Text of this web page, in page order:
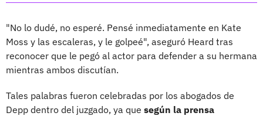
"No lo dudé, no esperé. Pensé inmediatamente en Kate
Moss y las escaleras, y le golpeé", aseguró Heard tras
reconocer que le pegó al actor para defender a su hermana
mientras ambos discutían.
Tales palabras fueron celebradas por los abogados de
Depp dentro del juzgado, ya que según la prensa